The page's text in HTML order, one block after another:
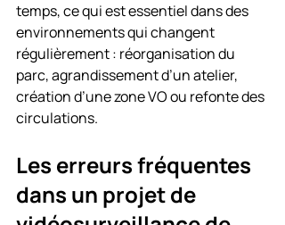
temps, ce qui est essentiel dans des
environnements qui changent
régulièrement : réorganisation du
parc, agrandissement d’un atelier,
création d’une zone VO ou refonte des
circulations.
Les erreurs fréquentes
dans un projet de